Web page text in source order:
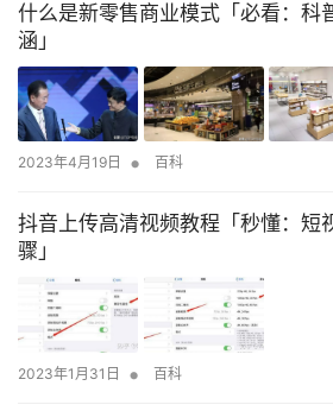
什么是新零售商业模式「必看：科
涵」
2023年4月19日 • 百科
抖音上传高清视频教程「秒懂：短
骤」
2023年1月31日 • 百科